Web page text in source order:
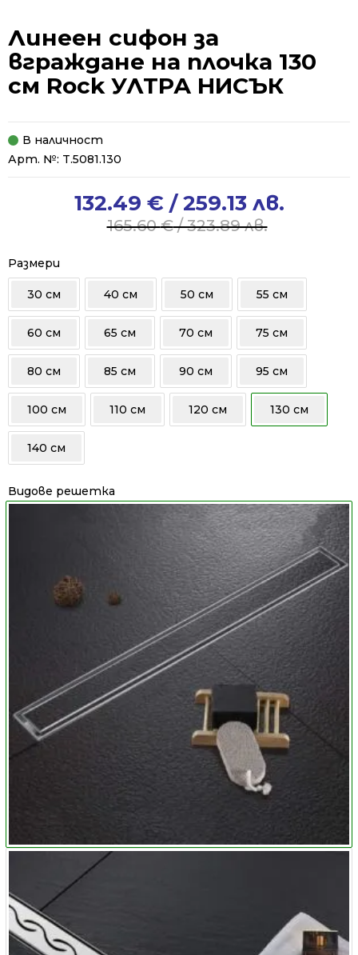
Линеен сифон за
вграждане на плочка 130
см Rock УЛТРА НИСЪК
В наличност
Арт. №: T.5081.130
165.60€/ 323.89 лв.
165.60 €
/
323.89 лв..
132.49 € / 259.13 лв.
132.49 €
/
259.13 лв..
Размери
30 см 40 см 50 см 55 см
60 см 65 см 70 см 75 см
80 см 85 см 90 см 95 см
100 см 110 см 120 см 130 см
140 см
Видове решетка